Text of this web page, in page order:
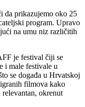
da prikazujemo oko 25
program. Upravo
na umu niz različitih
je festival čiji se
i male festivale u
se događa u Hrvatskoj
filmova kako
okrenut